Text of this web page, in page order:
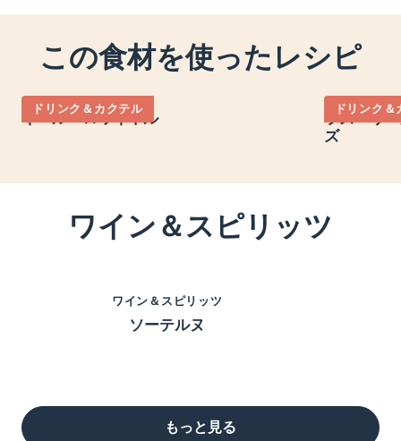
この食材を使ったレシピ
ドリンク＆カクテル
キール・ロワイヤル
ドリンク
ラズベリ
ズ
ワイン＆スピリッツ
ワイン＆スピリッツ
ソーテルヌ
もっと見る